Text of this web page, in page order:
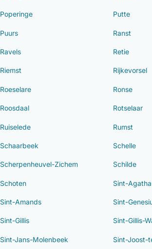
Poperinge Putte
Puurs Ranst
Ravels Retie
Riemst Rijkevorsel
Roeselare Ronse
Roosdaal Rotselaar
Ruiselede Rumst
Schaarbeek Schelle
Scherpenheuvel-Zichem Schilde
Schoten Sint-
Sint-Amands Sint-
Sint-Gillis Sint-Gillis-
Sint-Jans-Molenbeek Sint-Joost-